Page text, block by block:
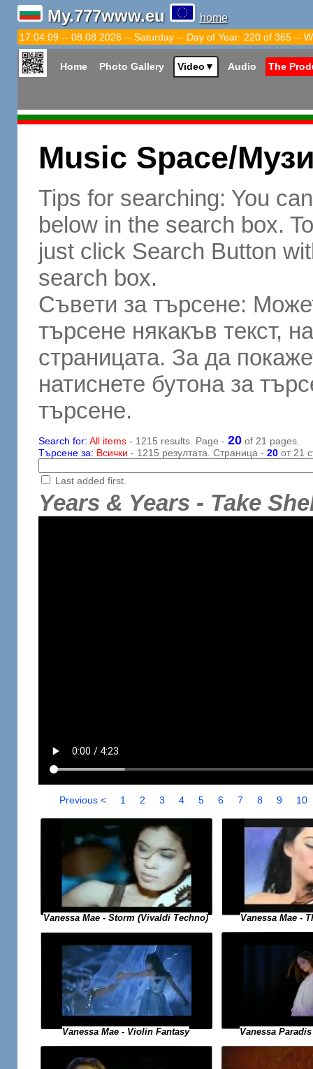
My.777www.eu home
17:04:10 -- 08.08.2026 -- Saturday -- Day of Year: 220 of 365 --
Home Photo Gallery Video ▼ Audio The
Music Space/
Tips for searching: You
below in the search box.
just click Search Button
search box.
Съвети за търсене:
търсене някакъв текст,
страницата. За да
натиснете бутона за
търсене.
Search for: All items- 1215 results. Page - 20of 21 pages.
Търсене за: Всички - 1215 резултата. Страница - 20от 21
Last added first.
Years & Years - Take
Previous < 1 2 3 4 5 6 7 8 9 10
Vanessa Mae - Storm (Vivaldi Techno) Vanessa Mae -
Vanessa Mae - Violin Fantasy Vanessa